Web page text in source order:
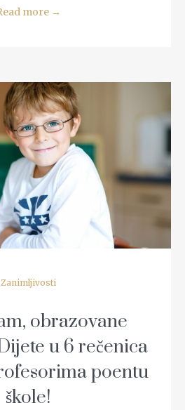
more →
READ MORE
Zanimljivosti
obrazovane
u 6 rečenica
poentu
škole!